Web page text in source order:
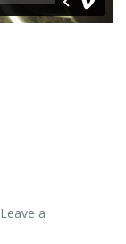
Leave a